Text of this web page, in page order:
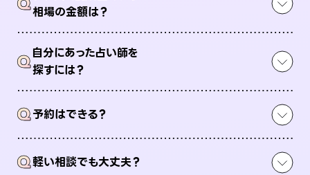
相場の金額は？
Q自分にあった占い師を
探すには？
Q予約はできる？
Q軽い相談でも大丈夫？